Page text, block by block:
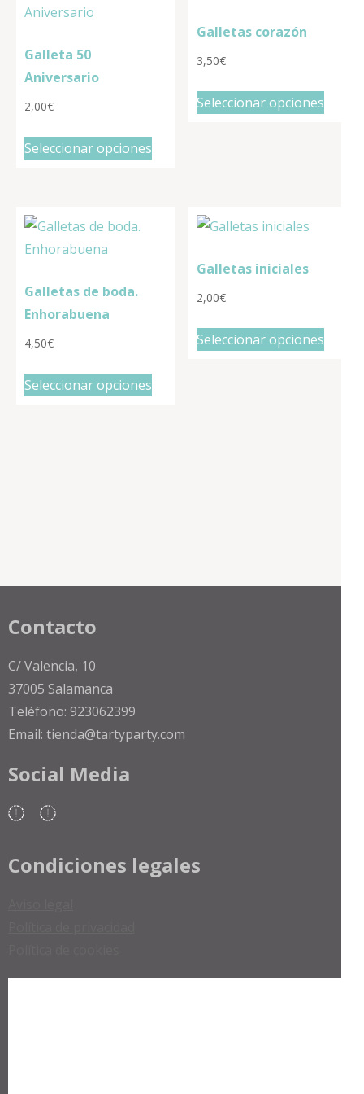
Galleta 50
Aniversario
2,00€
Seleccionar opciones
Galletas corazón
3,50€
Seleccionar opciones
Galletas de boda.
Enhorabuena
4,50€
Seleccionar opciones
Galletas iniciales
2,00€
Seleccionar opciones
Contacto
C/ Valencia, 10
37005 Salamanca
Teléfono: 923062399
Email: tienda@tartyparty.com
Social Media
Condiciones legales